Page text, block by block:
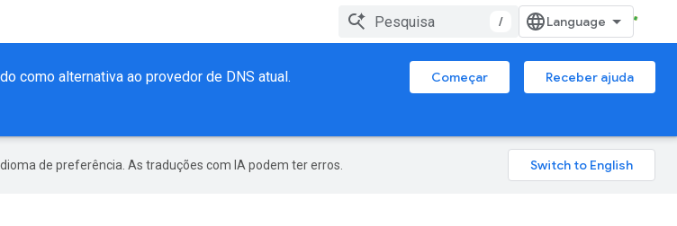
/
como alternativa ao provedor de DNS atual. Começar
Receber ajuda
de preferência. As traduções com IA podem ter erros.